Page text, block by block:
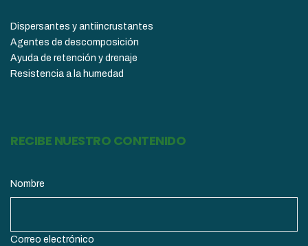
Dispersantes y antiincrustantes
Agentes de descomposición
Ayuda de retención y drenaje
Resistencia a la humedad
RECIBE NUESTRO CONTENIDO
Nombre
Correo electrónico